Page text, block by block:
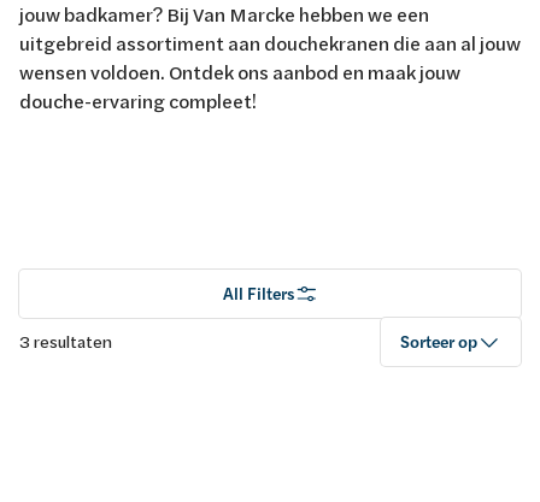
jouw badkamer? Bij Van Marcke hebben we een
uitgebreid assortiment aan douchekranen die aan al jouw
wensen voldoen. Ontdek ons aanbod en maak jouw
douche-ervaring compleet!
All Filters
3 resultaten Sorteer op